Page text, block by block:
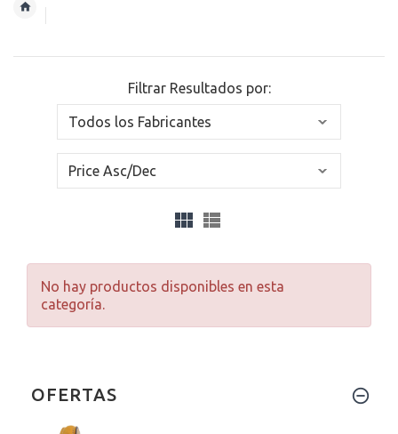
Filtrar Resultados por:
No hay productos disponibles en esta
categoría.
OFERTAS